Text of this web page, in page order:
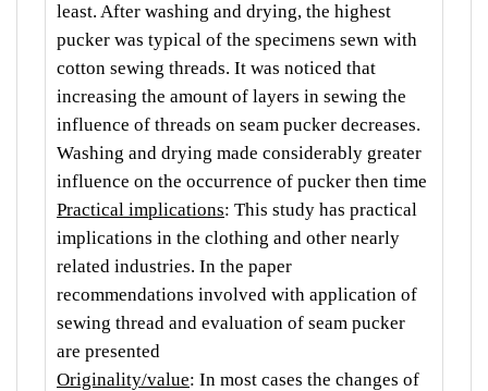
least. After washing and drying, the highest
pucker was typical of the specimens sewn with
cotton sewing threads. It was noticed that
increasing the amount of layers in sewing the
influence of threads on seam pucker decreases.
Washing and drying made considerably greater
influence on the occurrence of pucker then time
Practical implications: This study has practical
implications in the clothing and other nearly
related industries. In the paper
recommendations involved with application of
sewing thread and evaluation of seam pucker
are presented
Originality/value: In most cases the changes of